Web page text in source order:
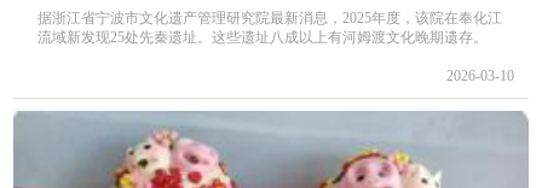
据浙江省宁波市文化遗产管理研究院最新消息，2025年度，该院在奉化江
流域新发现25处先秦遗址。这些遗址八成以上有河姆渡文化晚期遗存。
2026-03-10